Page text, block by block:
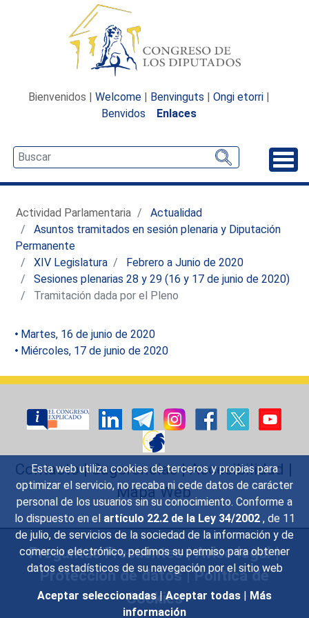
Esta web utiliza cookies de terceros y propias para
optimizar el servicio, no recaba ni cede datos de carácter
personal de los usuarios sin su conocimiento. Conforme a
lo dispuesto en el artículo 22.2 de la Ley 34/2002 , de 11
de julio, de servicios de la sociedad de la información y de
comercio electrónico, pedimos su permiso para obtener
datos estadísticos de su navegación por el sitio web
Aceptar seleccionadas | Aceptar todas | Más
información
Bienvenidos | Welcome | Benvinguts | Ongi etorri |
Benvidos
Enlaces
Actividad Parlamentaria
Actualidad
Asuntos tramitados en sesión plenaria y Diputación
Permanente
XIV Legislatura
Febrero a Junio de 2020
Sesiones plenarias 28 y 29 (16 y 17 de junio de 2020)
Tramitación dada por el Pleno
Martes, 16 de junio de 2020
Miércoles, 17 de junio de 2020
Contacto|Sugerencias|Accesibilidad |
Mapa Web
Preguntas Frecuentes|Aviso legal|
Protección de datos|Política de
Cookies